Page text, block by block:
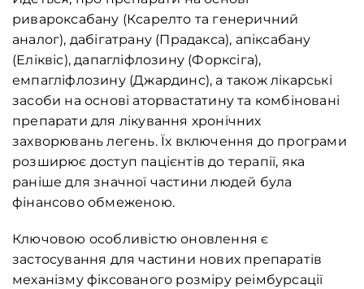
ривароксабану (Ксарелто та генеричний
аналог), дабігатрану (Прадакса), апіксабану
(Еліквіс), дапагліфлозину (Форксіга),
емпагліфлозину (Джардинс), а також лікарські
засоби на основі аторвастатину та комбіновані
препарати для лікування хронічних
захворювань легень. Їх включення до програми
розширює доступ пацієнтів до терапії, яка
раніше для значної частини людей була
фінансово обмеженою.
Ключовою особливістю оновлення є
застосування для частини нових препаратів
механізму фіксованого розміру реімбурсації